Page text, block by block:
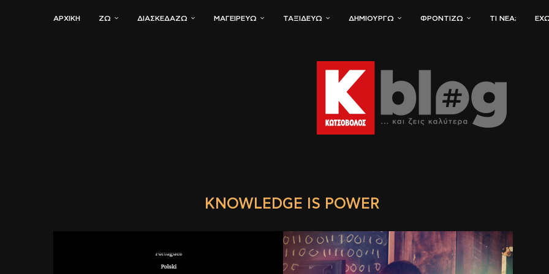
ΑΡΧΙΚΗ ΖΏ ΔΙΑΣΚΕΔΆΖΩ ΜΑΓΕΙΡΕΎΩ ΤΑΞΙΔΕΎΩ ΔΗΜΙΟΥΡΓΏ ΦΡΟΝΤΊΖΩ ΤΙ ΝΈΑ;
KNOWLEDGE IS POWER